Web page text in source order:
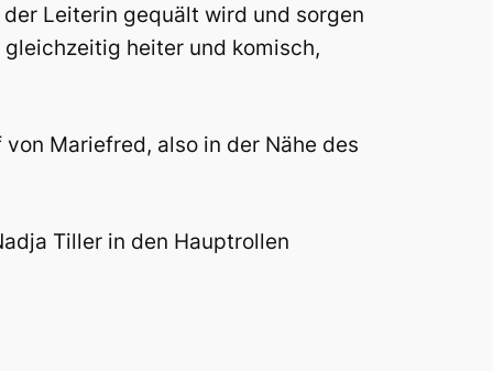
Leiterin gequält wird und sorgen
heiter und komisch,
Mariefred, also in der Nähe des
Tiller in den Hauptrollen